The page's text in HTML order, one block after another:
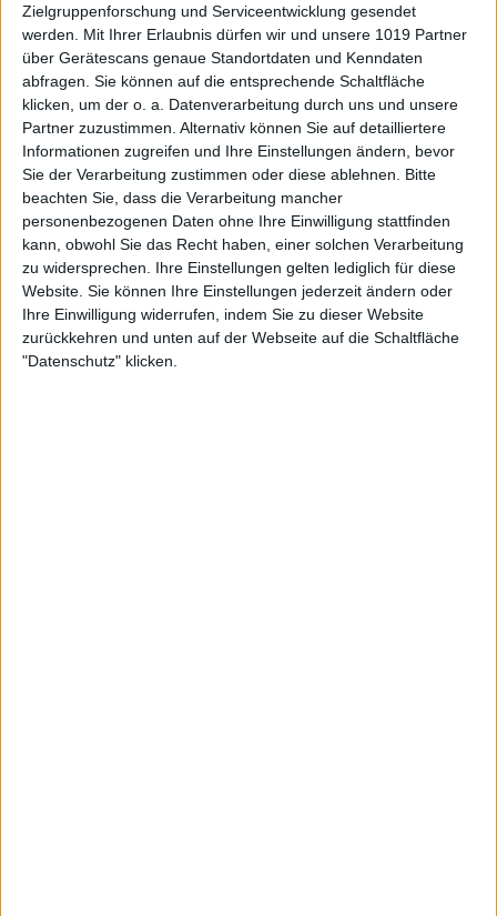
Zielgruppenforschung und Serviceentwicklung gesendet
werden.
Mit Ihrer Erlaubnis dürfen wir und unsere 1019 Partner
über Gerätescans genaue Standortdaten und Kenndaten
abfragen. Sie können auf die entsprechende Schaltfläche
klicken, um der o. a. Datenverarbeitung durch uns und unsere
Partner zuzustimmen. Alternativ können Sie auf detailliertere
Informationen zugreifen und Ihre Einstellungen ändern, bevor
Sie der Verarbeitung zustimmen oder diese ablehnen.
Bitte
beachten Sie, dass die Verarbeitung mancher
personenbezogenen Daten ohne Ihre Einwilligung stattfinden
kann, obwohl Sie das Recht haben, einer solchen Verarbeitung
zu widersprechen. Ihre Einstellungen gelten lediglich für diese
Website. Sie können Ihre Einstellungen jederzeit ändern oder
Ihre Einwilligung widerrufen, indem Sie zu dieser Website
zurückkehren und unten auf der Webseite auf die Schaltfläche
"Datenschutz" klicken.